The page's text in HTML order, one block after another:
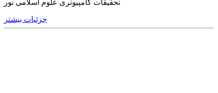
تحقیقات کامپیوتری علوم اسلامی نور
جزئیات بیشتر